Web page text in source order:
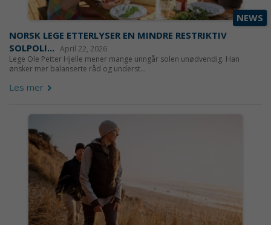
NEWS
NORSK LEGE ETTERLYSER EN MINDRE RESTRIKTIV
SOLPOLI... April 22, 2026
Lege Ole Petter Hjelle mener mange unngår solen unødvendig. Han
ønsker mer balanserte råd og underst...
Les mer